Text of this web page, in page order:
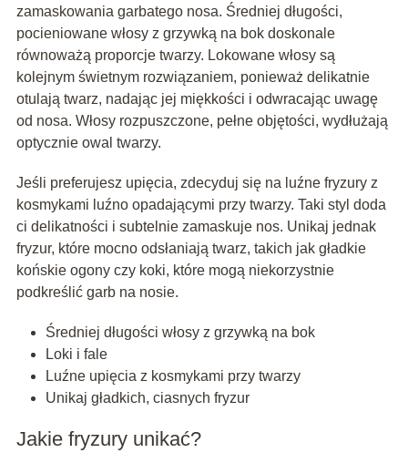
zamaskowania garbatego nosa. Średniej długości,
pocieniowane włosy z grzywką na bok doskonale
równoważą proporcje twarzy. Lokowane włosy są
kolejnym świetnym rozwiązaniem, ponieważ delikatnie
otulają twarz, nadając jej miękkości i odwracając uwagę
od nosa. Włosy rozpuszczone, pełne objętości, wydłużają
optycznie owal twarzy.
Jeśli preferujesz upięcia, zdecyduj się na luźne fryzury z
kosmykami luźno opadającymi przy twarzy. Taki styl doda
ci delikatności i subtelnie zamaskuje nos. Unikaj jednak
fryzur, które mocno odsłaniają twarz, takich jak gładkie
końskie ogony czy koki, które mogą niekorzystnie
podkreślić garb na nosie.
Średniej długości włosy z grzywką na bok
Loki i fale
Luźne upięcia z kosmykami przy twarzy
Unikaj gładkich, ciasnych fryzur
Jakie fryzury unikać?